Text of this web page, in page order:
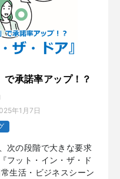
で承諾率アップ！？
年1月7日
次の段階で大きな要求
フット・イン・ザ・ド
生活・ビジネスシーン